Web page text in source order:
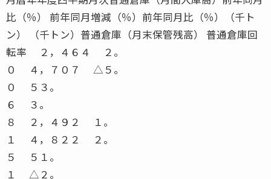
比（％） 前年同月増減（％）前年同月比（％）（千ト
ン） （千トン）普通倉庫（月末保管残高） 普通倉庫回
転率 ２，４６４ ２。
０ ４，７０７ △５。
０ ５３。
６ ３。
８ ２，４９２ １。
１ ４，８２２ ２。
５ ５１。
１ △２。